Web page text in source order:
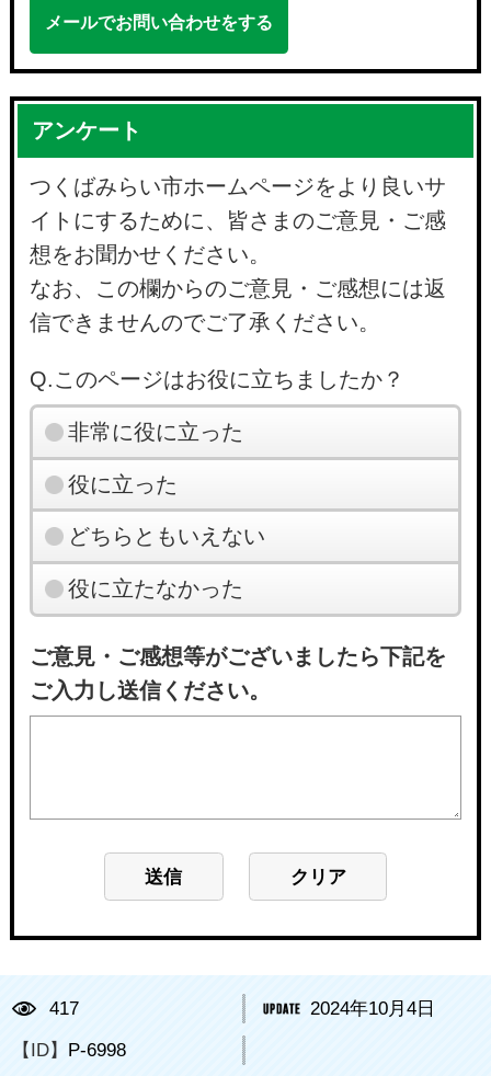
メールでお問い合わせをする
アンケート
つくばみらい市ホームページをより良いサ
イトにするために、皆さまのご意見・ご感
想をお聞かせください。
なお、この欄からのご意見・ご感想には返
信できませんのでご了承ください。
Q.このページはお役に立ちましたか？
非常に役に立った
役に立った
どちらともいえない
役に立たなかった
ご意見・ご感想等がございましたら下記を
ご入力し送信ください。
417 2024年10月4日
【ID】 P-6998